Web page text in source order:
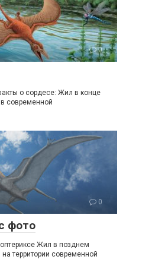
0
о сордесе: Жил в конце
современной
0
фото
Жил в позднем
территории современной